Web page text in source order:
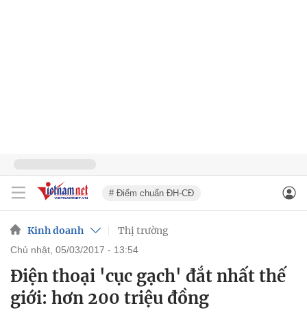
# Điểm chuẩn ĐH-CĐ
Kinh doanh Thị trường
chủ nhật, 05/03/2017 - 13:54
Điện thoại 'cục gạch' đắt nhất thế
giới: hơn 200 triệu đồng